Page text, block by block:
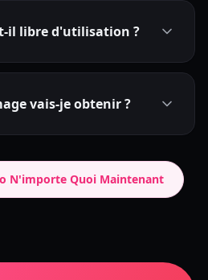
il libre d'utilisation ?
vais-je obtenir ?
N'importe Quoi Maintenant